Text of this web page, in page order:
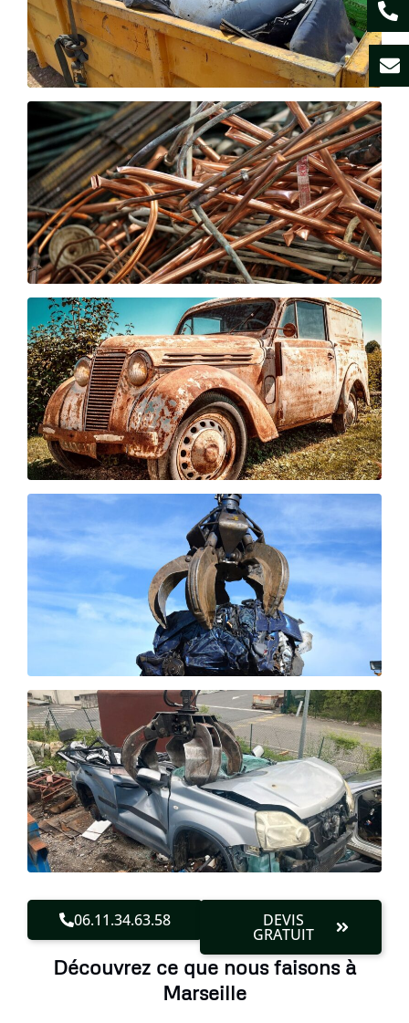
06.11.34.63.58 DEVIS
GRATUIT
Découvrez ce que nous faisons à
Marseille